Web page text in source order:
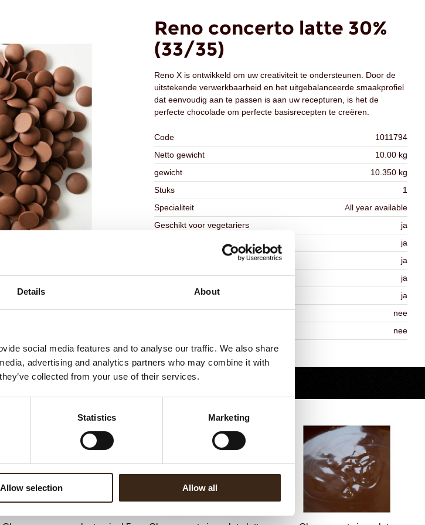
Details About
social media features and to analyse our traffic. We also share
advertising and analytics partners who may combine it with
collected from your use of their services.
Statistics Marketing
Allow selection Allow all
Reno concerto latte 30%
(33/35)
Reno X is ontwikkeld om uw creativiteit te ondersteunen. Door de
uitstekende verwerkbaarheid en het uitgebalanceerde smaakprofiel
dat eenvoudig aan te passen is aan uw recepturen, is het de
perfecte chocolade om perfecte basisrecepten te creëren.
Code
1011794
Netto gewicht
10.00 kg
gewicht
10.350 kg
Stuks
1
Specialiteit
All year available
Geschikt voor vegetariers
ja
Geschikt voor vegan
ja
ja
Halal
ja
ja
Contains AZO dyes
nee
nee
Terug naar collectie